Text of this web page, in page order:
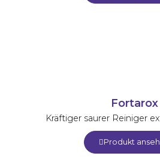
Fortarox
Kräftiger saurer Reiniger
Produkt